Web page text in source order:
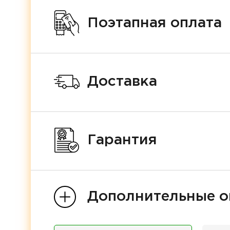
Поэтапная оплата
Доставка
Гарантия
Дополнительные